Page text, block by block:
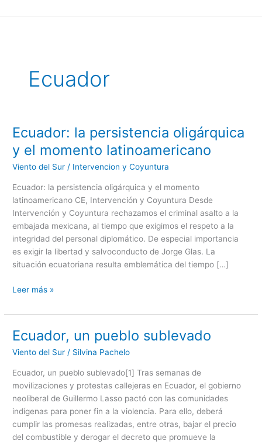
al
Ecuador
Ecuador: la persistencia oligárquica
y el momento latinoamericano
Viento del Sur / Intervencion y Coyuntura
Ecuador: la persistencia oligárquica y el momento
latinoamericano CE, Intervención y Coyuntura Desde
Intervención y Coyuntura rechazamos el criminal asalto a la
embajada mexicana, al tiempo que exigimos el respeto a la
integridad del personal diplomático. De especial importancia
es exigir la libertad y salvoconducto de Jorge Glas. La
situación ecuatoriana resulta emblemática del tiempo […]
Ecuador:
persistencia
oligárquica
latinoamericano
Leer más »
Ecuador, un pueblo sublevado
Viento del Sur / Silvina Pachelo
Ecuador, un pueblo sublevado[1] Tras semanas de
movilizaciones y protestas callejeras en Ecuador, el gobierno
neoliberal de Guillermo Lasso pactó con las comunidades
indígenas para poner fin a la violencia. Para ello, deberá
cumplir las promesas realizadas, entre otras, bajar el precio
del combustible y derogar el decreto que promueve la
Ecuador,
pueblo
sublevado